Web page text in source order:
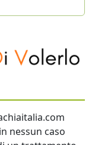
nessun caso